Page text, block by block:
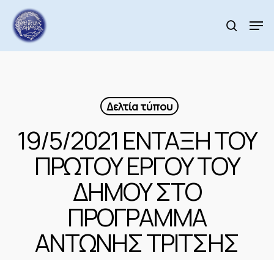
main
content
search
Δελτία τύπου
19/5/2021 ΕΝΤΑΞΗ ΤΟΥ
ΠΡΩΤΟΥ ΕΡΓΟΥ ΤΟΥ
ΔΗΜΟΥ ΣΤΟ
ΠΡΟΓΡΑΜΜΑ
ΑΝΤΩΝΗΣ ΤΡΙΤΣΗΣ
Menu